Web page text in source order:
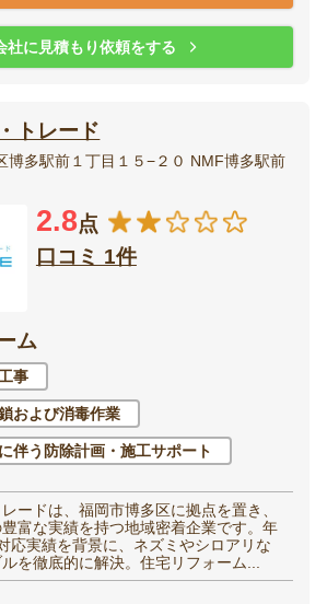
社に見積もり依頼をする
トレード
博多駅前１丁目１５−２０ NMF博多駅前
2.8点
口コミ 1件
ム
事
および消毒作業
伴う防除計画・施工サポート
ードは、福岡市博多区に拠点を置き、
富な実績を持つ地域密着企業です。年
応実績を背景に、ネズミやシロアリな
を徹底的に解決。住宅リフォーム...